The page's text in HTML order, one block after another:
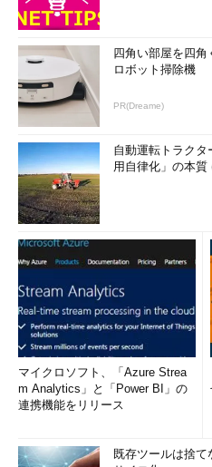
四角い部屋を四角
ロボット掃除機
PR(Dreame)
自動運転トラクタ
用自律化」の本質
マイクロソフト、「Azure Strea
m Analytics」と「Power BI」の
連携機能をリリース
既存ツールは捨